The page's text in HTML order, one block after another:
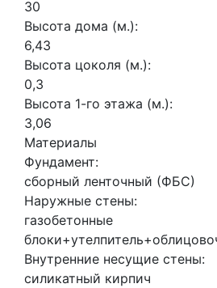
30
Высота дома (м.):
6,43
Высота цоколя (м.):
0,3
Высота 1-го этажа (м.):
3,06
Материалы
Фундамент:
сборный ленточный (ФБС)
Наружные стены:
газобетонные
Внутренние несущие стены:
силикатный кирпич